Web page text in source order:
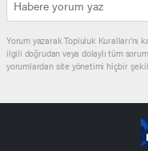
Yorum yazarak Topluluk Kuralları’nı
ilgili doğrudan veya dolaylı tüm
yorumlardan site yönetimi hiçbir